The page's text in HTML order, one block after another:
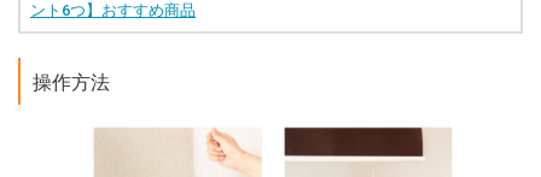
ント6つ】おすすめ商品
操作方法